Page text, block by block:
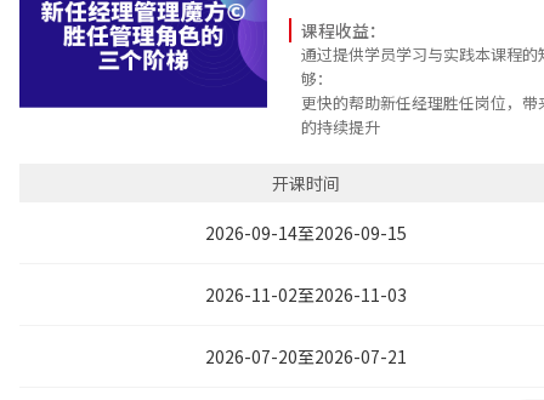
课程收益：
通过提供学员学习与实践本课程
够：
更快的帮助新任经理胜任岗位，
的持续提升
立采取系统性应对策略，适应各种
能够通过培养更多的高成熟度管
对管理人才的需求
开课时间
2026-09-14至2026-09-15
2026-11-02至2026-11-03
2026-07-20至2026-07-21